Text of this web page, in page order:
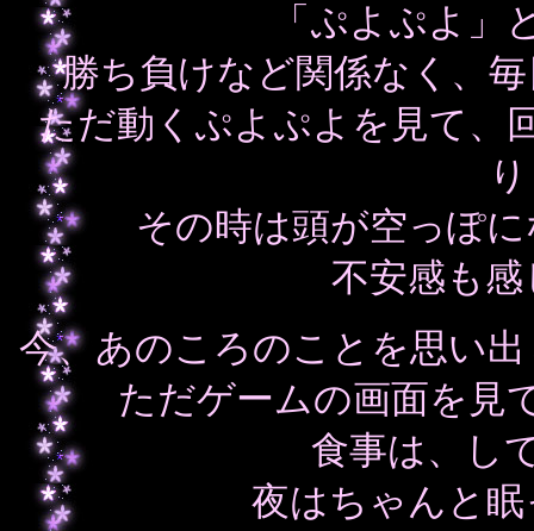
「ぷよぷよ」
勝ち負けなど関係なく、
ただ動くぷよぷよを見て、
その時は頭が空っぽ
不安感も
今、あのころのことを思い
ただゲームの画面を見
食事は、し
夜はちゃんと